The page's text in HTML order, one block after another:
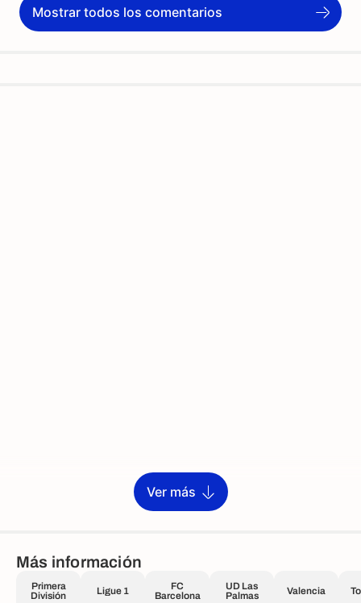
Mostrar todos los comentarios
Ver más
Más información
Primera
División
Ligue 1
FC
Barcelona
UD Las
Palmas
Valencia